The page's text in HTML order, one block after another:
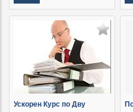
Ускорен Курс по Дву